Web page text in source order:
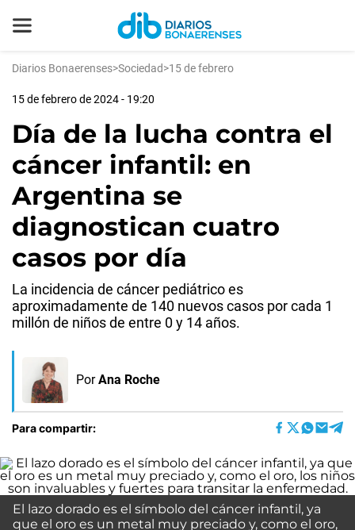
Diarios Bonaerenses>Sociedad>15 de febrero
15 de febrero de 2024 - 19:20
Día de la lucha contra el
cáncer infantil: en
Argentina se
diagnostican cuatro
casos por día
La incidencia de cáncer pediátrico es
aproximadamente de 140 nuevos casos por cada 1
millón de niños de entre 0 y 14 años.
Por Ana Roche
Para compartir:
El lazo dorado es el símbolo del cáncer infantil, ya
que el oro es un metal muy preciado y, como el oro,